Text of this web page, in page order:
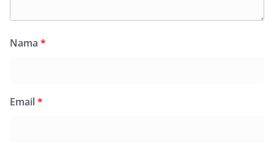
Nama *
Email*